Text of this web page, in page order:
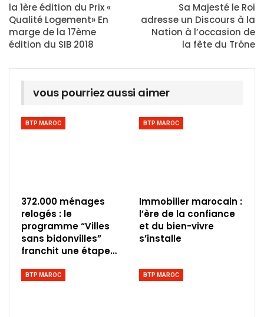
la 1ère édition du Prix «
Qualité Logement» En
marge de la 17ème
édition du SIB 2018
Sa Majesté le Roi
adresse un Discours à la
Nation à l’occasion de
la fête du Trône
vous pourriez aussi aimer
BTP MAROC
372.000 ménages
relogés : le
programme “Villes
sans bidonvilles”
franchit une étape…
BTP MAROC
Immobilier marocain :
l’ère de la confiance
et du bien-vivre
s’installe
BTP MAROC BTP MAROC